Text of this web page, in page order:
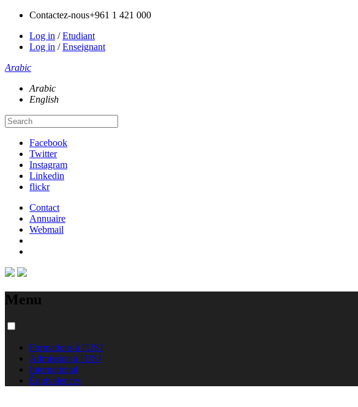
Contactez-nous+961 1 421 000
Log in /Etudiant
Log in /Enseignant
Arabic
Arabic
English
Facebook
Twitter
Instagram
Linkedin
flickr
Contact
Annuaire
Webmail
Menu
Formations à l'USJ
Admission à l'USJ
International
Équivalences